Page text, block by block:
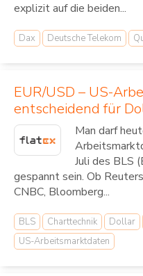
explizit auf die beiden...
Dax Deutsche Telekom
EUR/USD – US-
entscheidend für
Man darf
Juli des BLS
gespannt sein. Ob
CNBC, Bloomberg...
BLS Charttechnik Dollar
US-Arbeitsmarktdaten